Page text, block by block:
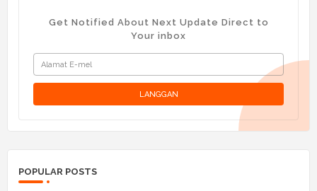
Get Notified About Next Update Direct to
Your inbox
POPULAR POSTS